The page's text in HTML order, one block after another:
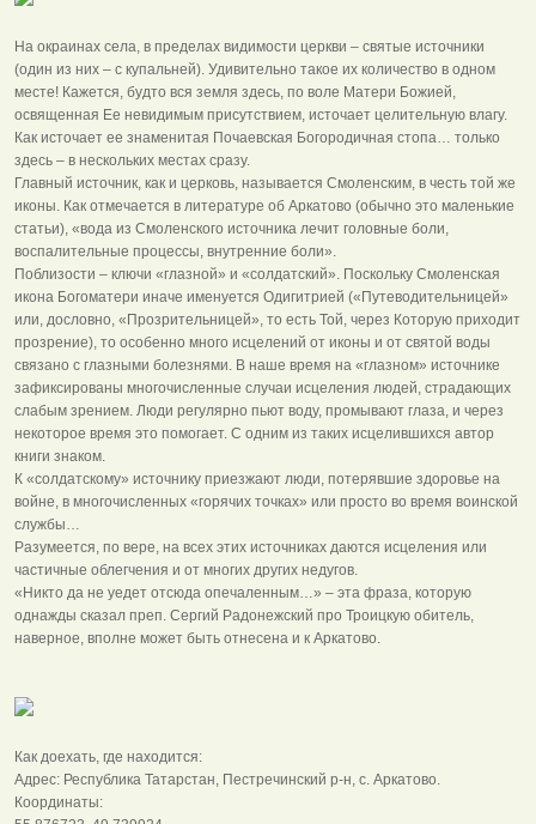
На окраинах села, в пределах видимости церкви – святые источники
(один из них – с купальней). Удивительно такое их количество в одном
месте! Кажется, будто вся земля здесь, по воле Матери Божией,
освященная Ее невидимым присутствием, источает целительную влагу.
Как источает ее знаменитая Почаевская Богородичная стопа… только
здесь – в нескольких местах сразу.
Главный источник, как и церковь, называется Смоленским, в честь той же
иконы. Как отмечается в литературе об Аркатово (обычно это маленькие
статьи), «вода из Смоленского источника лечит головные боли,
воспалительные процессы, внутренние боли».
Поблизости – ключи «глазной» и «солдатский». Поскольку Смоленская
икона Богоматери иначе именуется Одигитрией («Путеводительницей»
или, дословно, «Прозрительницей», то есть Той, через Которую приходит
прозрение), то особенно много исцелений от иконы и от святой воды
связано с глазными болезнями. В наше время на «глазном» источнике
зафиксированы многочисленные случаи исцеления людей, страдающих
слабым зрением. Люди регулярно пьют воду, промывают глаза, и через
некоторое время это помогает. С одним из таких исцелившихся автор
книги знаком.
К «солдатскому» источнику приезжают люди, потерявшие здоровье на
войне, в многочисленных «горячих точках» или просто во время воинской
службы…
Разумеется, по вере, на всех этих источниках даются исцеления или
частичные облегчения и от многих других недугов.
«Никто да не уедет отсюда опечаленным…» – эта фраза, которую
однажды сказал преп. Сергий Радонежский про Троицкую обитель,
наверное, вполне может быть отнесена и к Аркатово.
Как доехать, где находится:
Адрес: Республика Татарстан, Пестречинский р-н, с. Аркатово.
Координаты: